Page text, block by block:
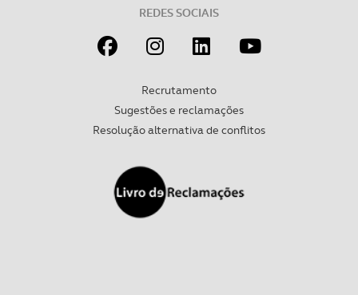
REDES SOCIAIS
Recrutamento
Sugestões e reclamações
Resolução alternativa de conflitos